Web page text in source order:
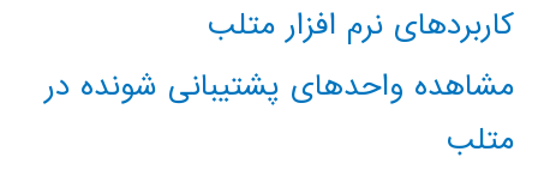
کاربردهای نرم افزار متلب
مشاهده واحدهای پشتیبانی شونده در
متلب